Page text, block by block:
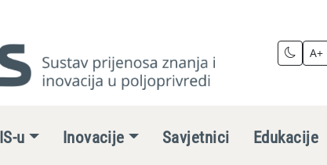
A+
u Inovacije Savjetnici Edukacije